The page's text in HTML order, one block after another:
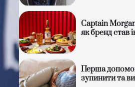
Captain Morgan
як бренд став
Перша
зупинити та